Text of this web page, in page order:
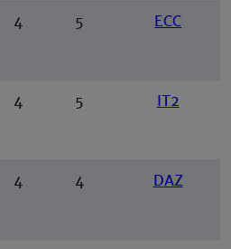
4 5 ECC
4 5 IT2
4 4 DAZ